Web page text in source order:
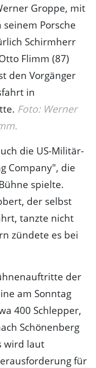
Groppe, mit
Porsche
Schirmherr
Flimm (87)
den Vorgänger
in
Foto: Werner
die US-Militär-
Company", die
spielte.
der selbst
tanzte nicht
zündete es bei
der
am Sonntag
400 Schlepper,
Schönenberg
wird laut
für